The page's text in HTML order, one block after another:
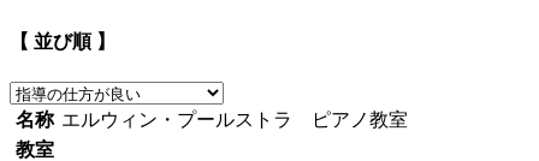
【 並び順 】
名称 エルウィン・プールストラ ピアノ教室
教室